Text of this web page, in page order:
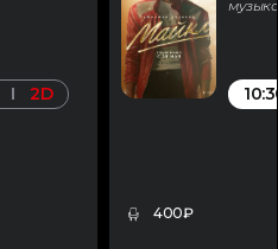
2D
музыка
400₽